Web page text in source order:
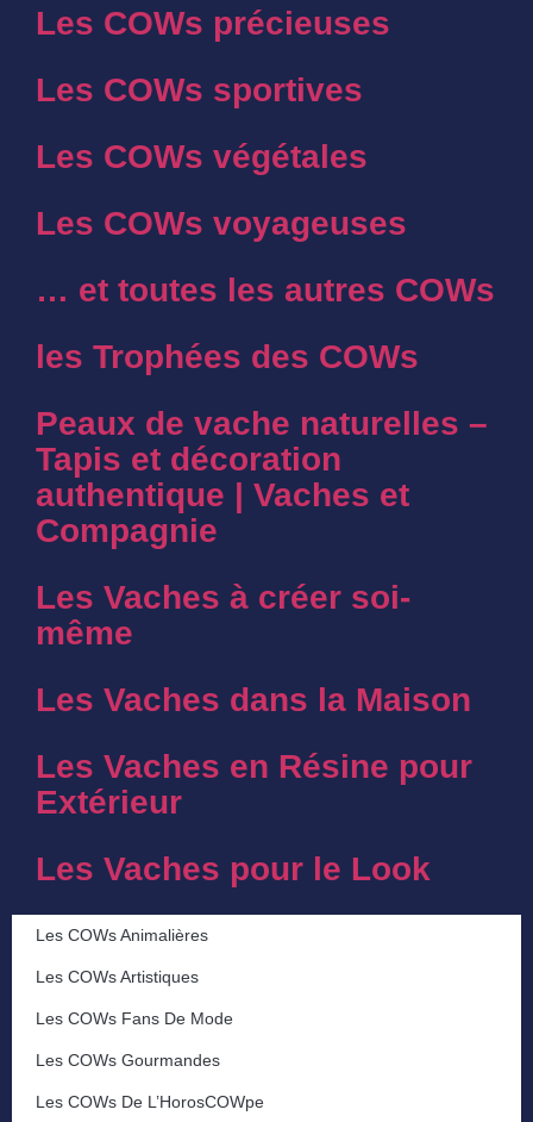
Les COWs précieuses
Les COWs sportives
Les COWs végétales
Les COWs voyageuses
… et toutes les autres COWs
les Trophées des COWs
Peaux de vache naturelles –
Tapis et décoration
authentique | Vaches et
Compagnie
Les Vaches à créer soi-
même
Les Vaches dans la Maison
Les Vaches en Résine pour
Extérieur
Les Vaches pour le Look
Les COWs Animalières
Les COWs Artistiques
Les COWs Fans De Mode
Les COWs Gourmandes
Les COWs De L’HorosCOWpe